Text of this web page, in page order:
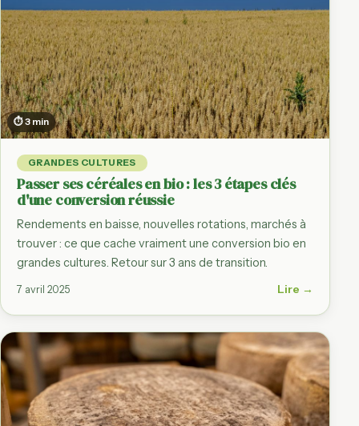
⏱ 3 min
GRANDES CULTURES
Passer ses céréales en bio : les 3 étapes clés
d'une conversion réussie
Rendements en baisse, nouvelles rotations, marchés à
trouver : ce que cache vraiment une conversion bio en
grandes cultures. Retour sur 3 ans de transition.
7 avril 2025 Lire →